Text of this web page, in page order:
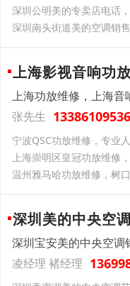
深圳公明美的专卖店电话
深圳南头街道美的空调销
上海影视音响功
上海功放维修，上海音
张先生 13386109536
宁波QSC功放维修，专业
上海崇明区皇冠功放维修
温州雅马哈功放维修，树
深圳美的中央空
深圳宝安美的中央空
凌经理 褚经理